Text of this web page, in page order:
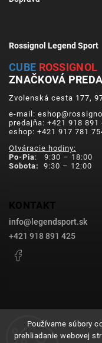
Používame súbory
prehliadanie webovej
Rossignol Legend Sport
CUBE ROSSIGNOL
ZNAČKOVÁ
Zvolenská cesta 177,
e-mail:
predajňa: +421 918 891
eshop: +421 917 781
Otváracie hodiny:
Po-Pia: 9:30 – 18:00
Sobota:
9:30 – 12:00
KONTAKT
info@ legendsport.sk
+421 918 891 425
Copyright 2026